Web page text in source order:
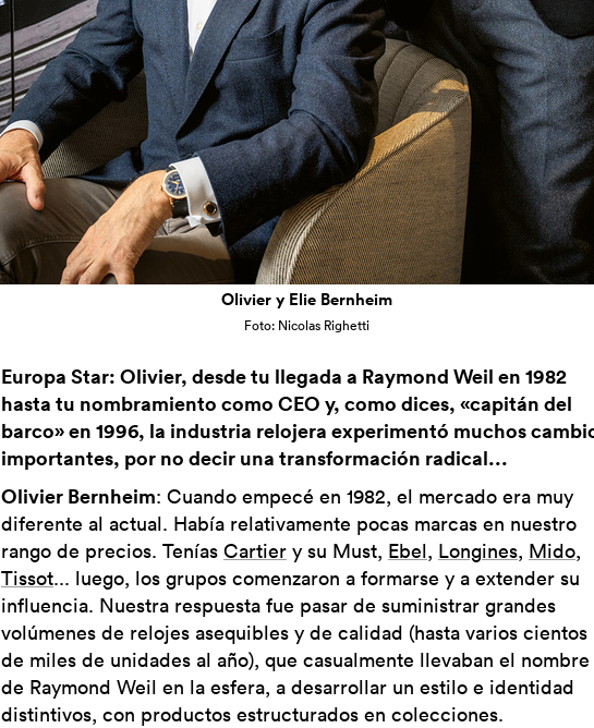
Olivier y Elie Bernheim
Foto: Nicolas Righetti
Europa Star: Olivier, desde tu llegada a Raymond Weil en 1982
hasta tu nombramiento como CEO y, como dices, «capitán del
barco» en 1996, la industria relojera experimentó muchos
importantes, por no decir una transformación radical...
Olivier Bernheim: Cuando empecé en 1982, el mercado era muy
diferente al actual. Había relativamente pocas marcas en nuestro
rango de precios. Tenías Cartier y su Must, Ebel, Longines, Mido,
Tissot... luego, los grupos comenzaron a formarse y a extender su
influencia. Nuestra respuesta fue pasar de suministrar grandes
volúmenes de relojes asequibles y de calidad (hasta varios cientos
de miles de unidades al año), que casualmente llevaban el nombre
de Raymond Weil en la esfera, a desarrollar un estilo e identidad
distintivos, con productos estructurados en colecciones.